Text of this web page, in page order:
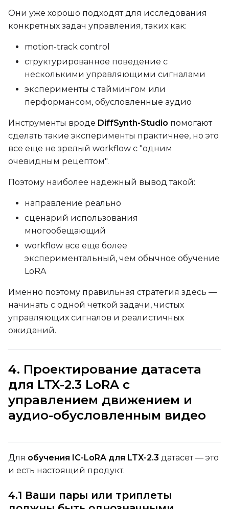
Height
Num Frames
FPS
Seed
ToggleWalk Seed
Walk Seed
Advanced Sampling
ToggleForce First
Force First Sample
Prompt
Height
Они уже хорошо подходят для исследования
конкретных задач управления, таких как:
motion-track control
структурированное поведение с
несколькими управляющими сигналами
эксперименты с таймингом или
перформансом, обусловленные аудио
Инструменты вроде DiffSynth-Studio помогают
сделать такие эксперименты практичнее, но это
все еще не зрелый workflow с "одним
очевидным рецептом".
Поэтому наиболее надежный вывод такой:
направление реально
сценарий использования
многообещающий
workflow все еще более
экспериментальный, чем обычное обучение
LoRA
Именно поэтому правильная стратегия здесь —
начинать с одной четкой задачи, чистых
управляющих сигналов и реалистичных
ожиданий.
4. Проектирование датасета
для LTX-2.3 LoRA с
управлением движением и
аудио-обусловленным видео
Для обучения IC-LoRA для LTX-2.3 датасет — это
и есть настоящий продукт.
4.1 Ваши пары или триплеты